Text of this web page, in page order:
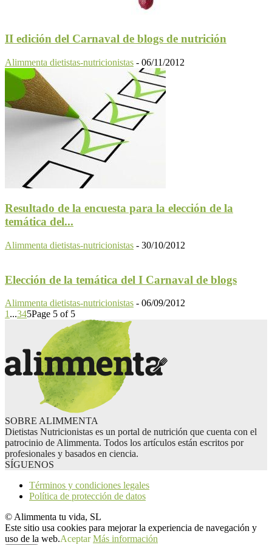
II edición del Carnaval de blogs de nutrición
Alimmenta dietistas-nutricionistas - 06/11/2012
Resultado de la encuesta para la elección de la
temática del...
Alimmenta dietistas-nutricionistas - 30/10/2012
Elección de la temática del I Carnaval de blogs
Alimmenta dietistas-nutricionistas - 06/09/2012
1 ...345Page 5 of 5
SOBRE ALIMMENTA
Dietistas Nutricionistas es un portal de nutrición que cuenta con el
patrocinio de Alimmenta. Todos los artículos están escritos por
profesionales y basados en ciencia.
SÍGUENOS
Términos y condiciones legales
Política de protección de datos
© Alimmenta tu vida, SL
Este sitio usa cookies para mejorar la experiencia de navegación y
uso de la web.Aceptar Más información